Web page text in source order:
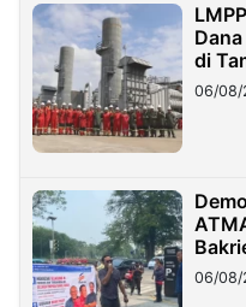
di
06/08/
06/08/